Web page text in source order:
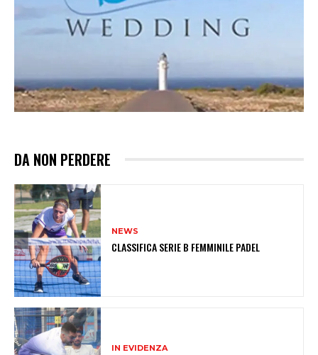
DA NON PERDERE
NEWS
CLASSIFICA SERIE B FEMMINILE PADEL
IN EVIDENZA